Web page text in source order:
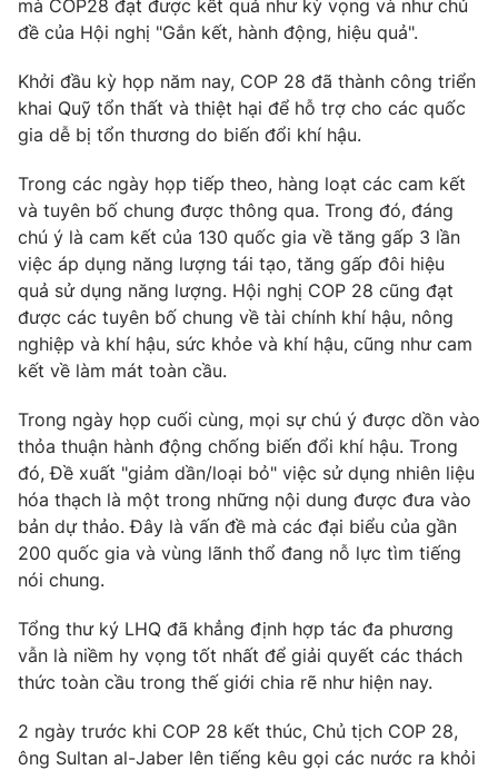
Tư vấn
Chuyên mục khác
Emagazine Podcast
Photo Infographic
Video Shorts video
VTV Money VTV Thể thao
VTV Sức khoẻ
Thị trường 24h Tấm lòng Việt
VTV4 Vươn mình bằng AI
VTV9 VTV8
Liên hệ tòa soạn English
THỜI BÁO VTV
mà COP28 đạt được kết quả như kỳ vọng và như chủ
đề của Hội nghị "Gắn kết, hành động, hiệu quả".
Khởi đầu kỳ họp năm nay, COP 28 đã thành công triển
khai Quỹ tổn thất và thiệt hại để hỗ trợ cho các quốc
gia dễ bị tổn thương do biến đổi khí hậu.
Trong các ngày họp tiếp theo, hàng loạt các cam kết
và tuyên bố chung được thông qua. Trong đó, đáng
chú ý là cam kết của 130 quốc gia về tăng gấp 3 lần
việc áp dụng năng lượng tái tạo, tăng gấp đôi hiệu
quả sử dụng năng lượng. Hội nghị COP 28 cũng đạt
được các tuyên bố chung về tài chính khí hậu, nông
nghiệp và khí hậu, sức khỏe và khí hậu, cũng như cam
kết về làm mát toàn cầu.
Trong ngày họp cuối cùng, mọi sự chú ý được dồn vào
thỏa thuận hành động chống biến đổi khí hậu. Trong
đó, Đề xuất "giảm dần/loại bỏ" việc sử dụng nhiên liệu
hóa thạch là một trong những nội dung được đưa vào
bản dự thảo. Đây là vấn đề mà các đại biểu của gần
200 quốc gia và vùng lãnh thổ đang nỗ lực tìm tiếng
nói chung.
Tổng thư ký LHQ đã khẳng định hợp tác đa phương
vẫn là niềm hy vọng tốt nhất để giải quyết các thách
thức toàn cầu trong thế giới chia rẽ như hiện nay.
2 ngày trước khi COP 28 kết thúc, Chủ tịch COP 28,
ông Sultan al-Jaber lên tiếng kêu gọi các nước ra khỏi